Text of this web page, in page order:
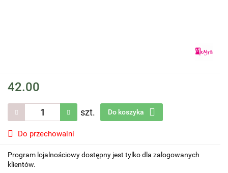
42.00
szt. Do koszyka
Do przechowalni
Program lojalnościowy dostępny jest tylko dla zalogowanych
klientów.